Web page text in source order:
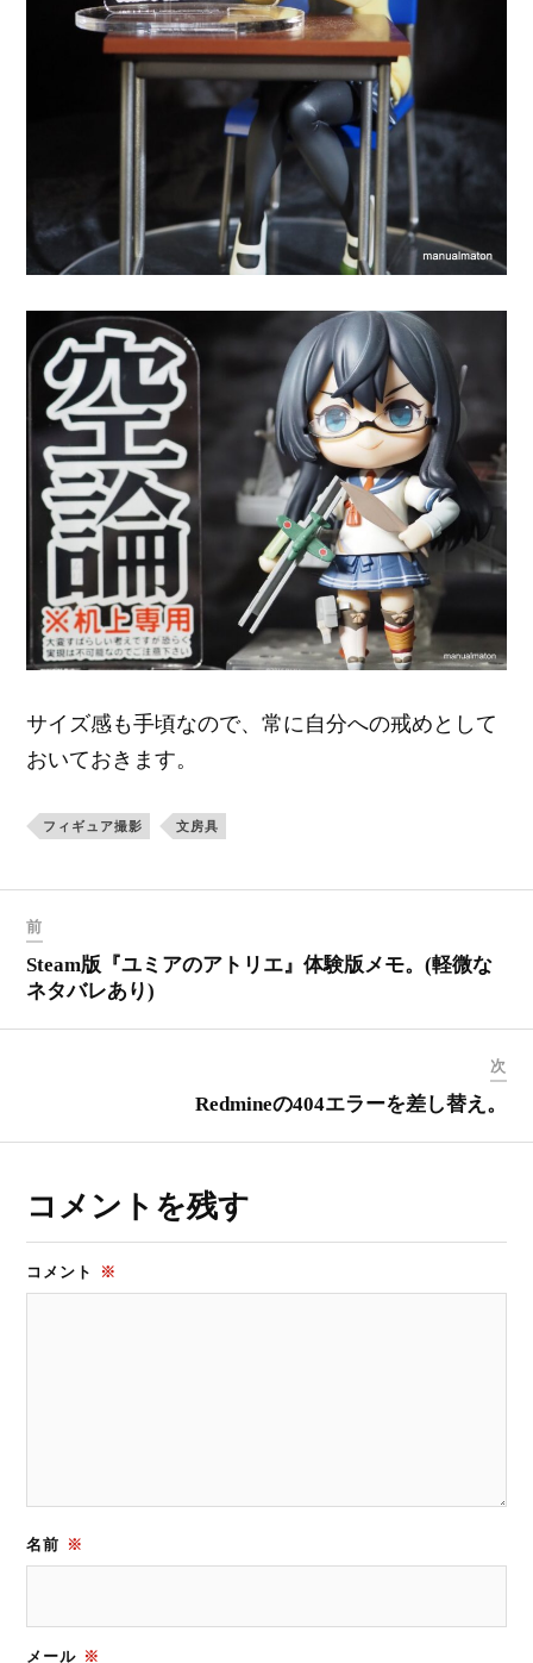
サイズ感も手頃なので、常に自分への戒めとして
おいておきます。
フィギュア撮影 文房具
前
Steam版『ユミアのアトリエ』体験版メモ。(軽微な
ネタバレあり)
次
Redmineの404エラーを差し替え。
コメントを残す
コメント ※
名前 ※
メール ※